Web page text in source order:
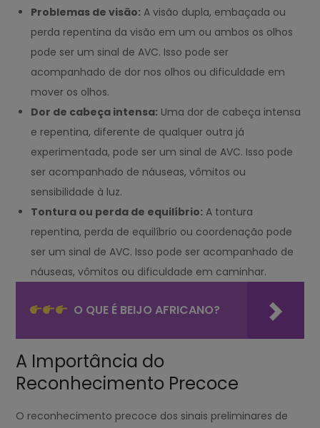
Problemas de visão: A visão dupla, embaçada ou
perda repentina da visão em um ou ambos os olhos
pode ser um sinal de AVC. Isso pode ser
acompanhado de dor nos olhos ou dificuldade em
mover os olhos.
Dor de cabeça intensa: Uma dor de cabeça intensa
e repentina, diferente de qualquer outra já
experimentada, pode ser um sinal de AVC. Isso pode
ser acompanhado de náuseas, vômitos ou
sensibilidade à luz.
Tontura ou perda de equilíbrio: A tontura
repentina, perda de equilíbrio ou coordenação pode
ser um sinal de AVC. Isso pode ser acompanhado de
náuseas, vômitos ou dificuldade em caminhar.
O QUE É BEIJO AFRICANO?
A Importância do
Reconhecimento Precoce
O reconhecimento precoce dos sinais preliminares de